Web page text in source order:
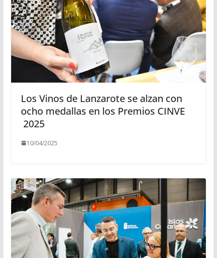
Los Vinos de Lanzarote se alzan con
ocho medallas en los Premios CINVE
2025
10/04/2025